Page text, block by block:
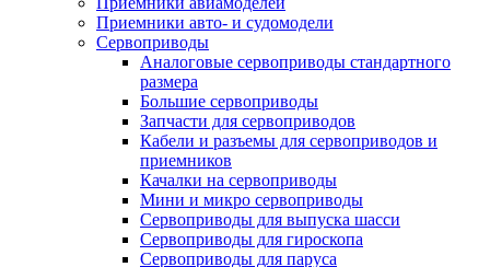
Приемники авто- и судомодели
Сервоприводы
Аналоговые сервоприводы стандартного
размера
Большие сервоприводы
Запчасти для сервоприводов
Кабели и разъемы для сервоприводов и
приемников
Качалки на сервоприводы
Мини и микро сервоприводы
Сервоприводы для выпуска шасси
Сервоприводы для гироскопа
Сервоприводы для паруса